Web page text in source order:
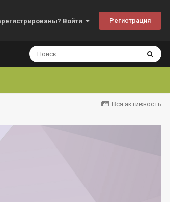
Войти Регистрация
Вся активность